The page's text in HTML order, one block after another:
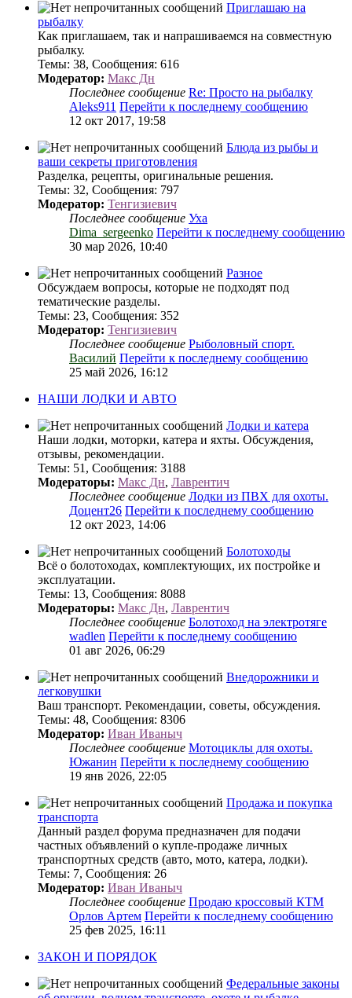
Приглашаю на
рыбалку
Как приглашаем, так и напрашиваемся на совместную
рыбалку.
Темы: 38, Сообщения: 616
Модератор: Макс Дн
Последнее сообщение Re: Просто на рыбалку
Aleks911 Перейти к последнему сообщению
12 окт 2017, 19:58
Блюда из рыбы и
ваши секреты приготовления
Разделка, рецепты, оригинальные решения.
Темы: 32, Сообщения: 797
Модератор: Тенгизиевич
Последнее сообщение Уха
Dima_sergeenko Перейти к последнему сообщению
30 мар 2026, 10:40
Разное
Обсуждаем вопросы, которые не подходят под
тематические разделы.
Темы: 23, Сообщения: 352
Модератор: Тенгизиевич
Последнее сообщение Рыболовный спорт.
Василий Перейти к последнему сообщению
25 май 2026, 16:12
НАШИ ЛОДКИ И АВТО
Лодки и катера
Наши лодки, моторки, катера и яхты. Обсуждения,
отзывы, рекомендации.
Темы: 51, Сообщения: 3188
Модераторы: Макс Дн, Лаврентич
Последнее сообщение Лодки из ПВХ для охоты.
Доцент26 Перейти к последнему сообщению
12 окт 2023, 14:06
Болотоходы
Всё о болотоходах, комплектующих, их постройке и
эксплуатации.
Темы: 13, Сообщения: 8088
Модераторы: Макс Дн, Лаврентич
Последнее сообщение Болотоход на электротяге
wadlen Перейти к последнему сообщению
01 авг 2026, 06:29
Внедорожники и
легковушки
Ваш транспорт. Рекомендации, советы, обсуждения.
Темы: 48, Сообщения: 8306
Модератор: Иван Иваныч
Последнее сообщение Мотоциклы для охоты.
Южанин Перейти к последнему сообщению
19 янв 2026, 22:05
Продажа и покупка
транспорта
Данный раздел форума предназначен для подачи
частных объявлений о купле-продаже личных
транспортных средств (авто, мото, катера, лодки).
Темы: 7, Сообщения: 26
Модератор: Иван Иваныч
Последнее сообщение Продаю кроссовый КТМ
Орлов Артем Перейти к последнему сообщению
25 фев 2025, 16:11
ЗАКОН И ПОРЯДОК
Федеральные законы